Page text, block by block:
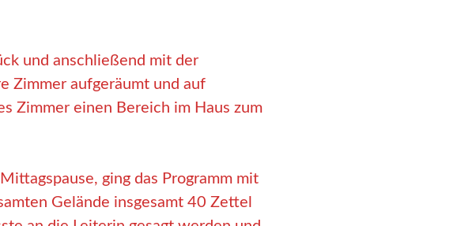
und anschließend mit der
Zimmer aufgeräumt und auf
Zimmer einen Bereich im Haus zum
ging das Programm mit
Gelände insgesamt 40 Zettel